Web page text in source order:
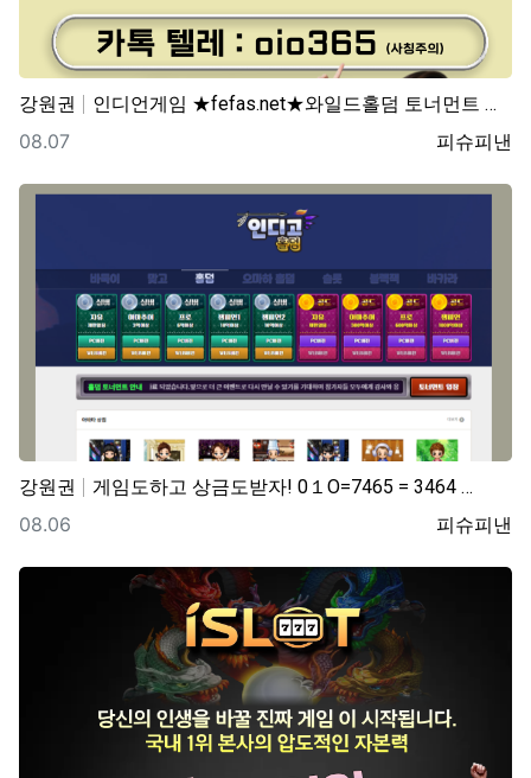
강원권 인디언게임 ★fefas.net★와일드홀덤 토너먼트 섹­…
등록자
피슈피낸
등록일
08.07
강원권 게임도하고 상금도받자! 0１O=7465 = 3464 …
등록자
피슈피낸
등록일
08.06